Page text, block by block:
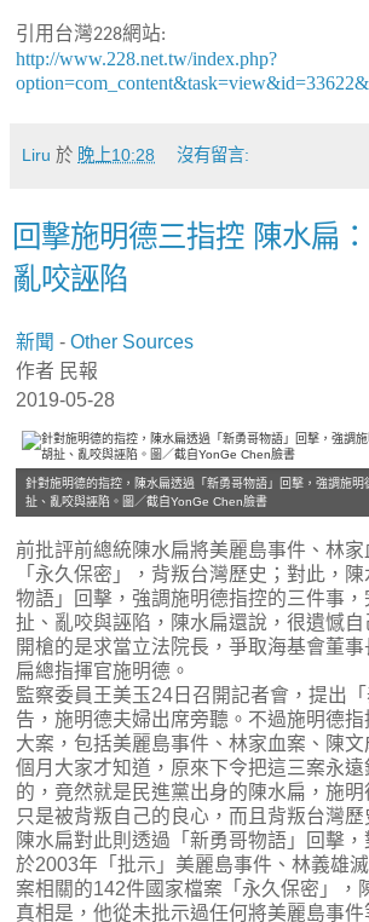
引用台灣228網站:
http://www.228.net.tw/index.php?
Liru 於 晚上10:28 沒有留言:
回擊施明德三指控 陳水扁
亂咬誣陷
新聞 - Other Sources
作者 民報
2019-05-28
針對施明德的指控，陳水扁透過「新勇哥物語」回擊，強調施明
扯、亂咬與誣陷。圖／截自YonGe Chen臉書
前批評前總統陳水扁將美麗島事件、林
「永久保密」，背叛台灣歷史；對此，
物語」回擊，強調施明德指控的三件事，
扯、亂咬與誣陷，陳水扁還說，很遺憾
開槍的是求當立法院長，爭取海基會董
扁總指揮官施明德。
監察委員王美玉24日召開記者會，提出
告，施明德夫婦出席旁聽。不過施明德
大案，包括美麗島事件、林家血案、陳
個月大家才知道，原來下令把這三案永
的，竟然就是民進黨出身的陳水扁，施
只是被背叛自己的良心，而且背叛台灣歷
陳水扁對此則透過「新勇哥物語」回擊
於2003年「批示」美麗島事件、林義雄
案相關的142件國家檔案「永久保密」，
真相是，他從未批示過任何將美麗島事